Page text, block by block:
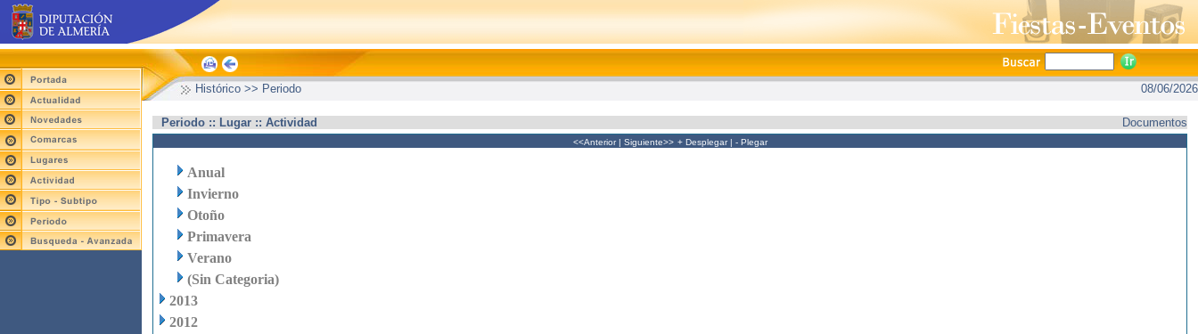
Histórico >> Periodo 08/06/2026
Periodo :: Lugar :: Actividad Documentos
<<Anterior| Siguiente>> + Desplegar| - Plegar
Anual
Invierno
Otoño
Primavera
Verano
(Sin Categoria)
2013
2012